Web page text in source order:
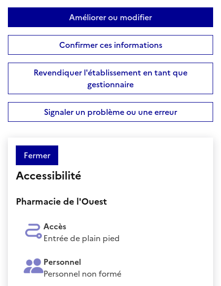
Améliorer ou modifier
Confirmer ces informations
Revendiquer l'établissement en tant que
gestionnaire
Signaler un problème ou une erreur
Fermer
Accessibilité
Pharmacie de l'Ouest
Accès
Entrée de plain pied
Personnel
Personnel non formé